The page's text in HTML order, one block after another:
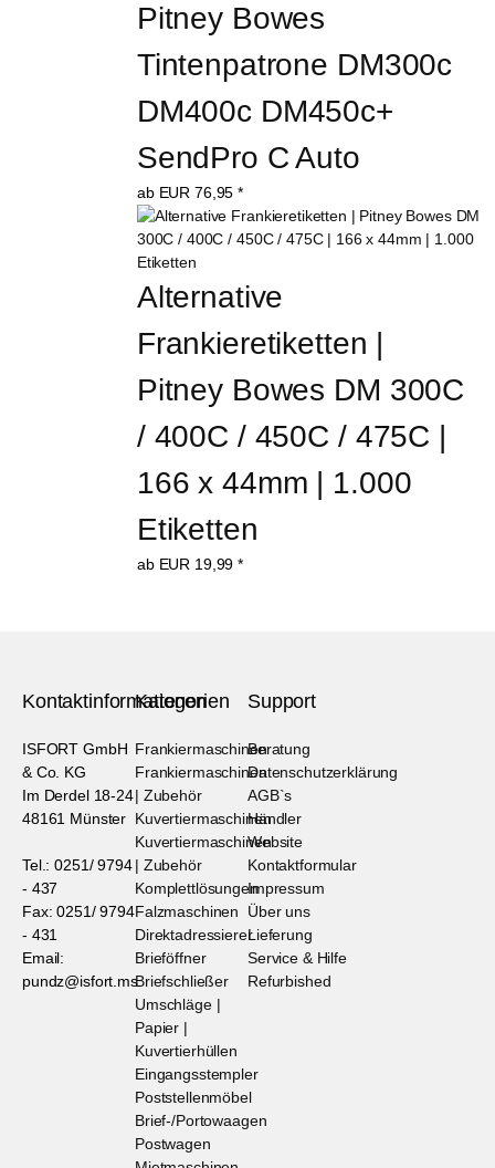
Pitney Bowes
Tintenpatrone DM300c
DM400c DM450c+
SendPro C Auto
ab EUR 76,95 *
Alternative
Frankieretiketten |
Pitney Bowes DM 300C
/ 400C / 450C / 475C |
166 x 44mm | 1.000
Etiketten
ab EUR 19,99 *
Kontaktinformationen
ISFORT GmbH
& Co. KG
Im Derdel 18-24
48161 Münster
Tel.: 0251/ 9794
- 437
Fax: 0251/ 9794
- 431
Email:
pundz@isfort.ms
Kategorien
Frankiermaschinen
Frankiermaschinen
| Zubehör
Kuvertiermaschinen
Kuvertiermaschinen
| Zubehör
Komplettlösungen
Falzmaschinen
Direktadressierer
Brieföffner
Briefschließer
Umschläge |
Papier |
Kuvertierhüllen
Eingangsstempler
Poststellenmöbel
Brief-/Portowaagen
Postwagen
Support
Beratung
Datenschutzerklärung
AGB`s
Händler
Website
Kontaktformular
Impressum
Über uns
Lieferung
Service & Hilfe
Refurbished